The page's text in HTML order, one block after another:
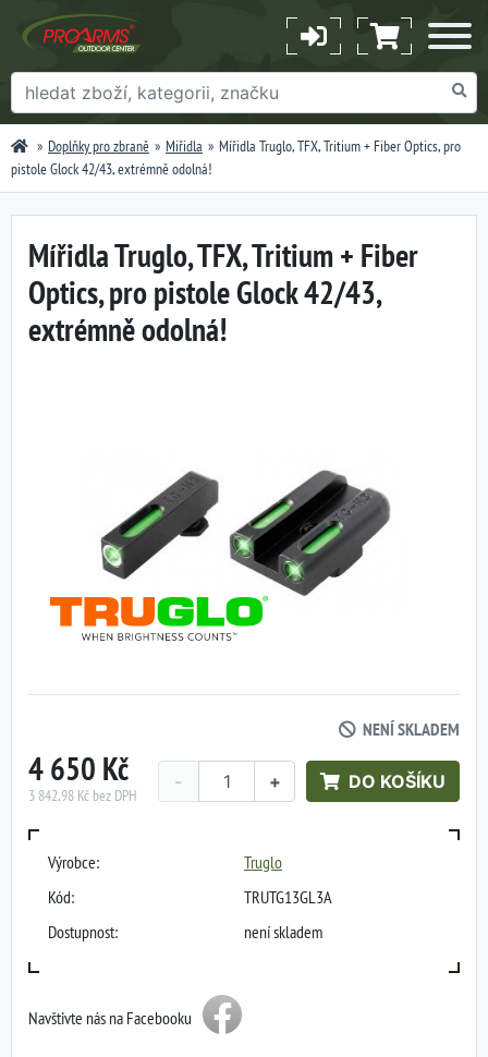
Doplňky pro zbraně Miřidla
Mířidla Truglo, TFX, Tritium + Fiber Optics, pro
pistole Glock 42/43, extrémně odolná!
Mířidla Truglo, TFX, Tritium + Fiber
Optics, pro pistole Glock 42/43,
extrémně odolná!
NENÍ SKLADEM
4 650 Kč
3 842,98 Kč bez DPH
+
- DO KOŠÍKU
Výrobce:
Truglo
Kód:
TRUTG13GL3A
Dostupnost:
není skladem
Navštivte nás na Facebooku